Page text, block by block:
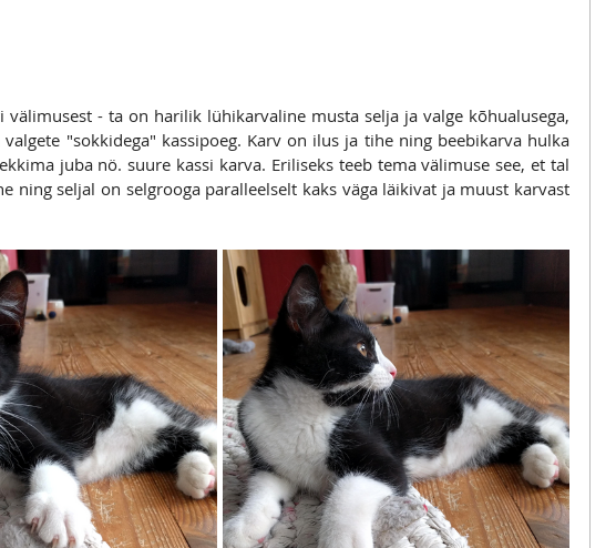
välimusest - ta on harilik lühikarvaline musta selja ja valge kõhualusega,
"sokkidega" kassipoeg. Karv on ilus ja tihe ning beebikarva hulka
juba nö. suure kassi karva. Eriliseks teeb tema välimuse see, et tal
ning seljal on selgrooga paralleelselt kaks väga läikivat ja muust karvast